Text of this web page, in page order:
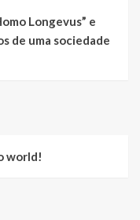
Longevus” e
de uma sociedade
world!